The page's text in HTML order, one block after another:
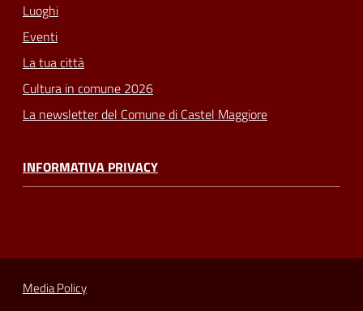
Luoghi
Eventi
La tua città
Cultura in comune 2026
La newsletter del Comune di Castel Maggiore
INFORMATIVA PRIVACY
Media Policy